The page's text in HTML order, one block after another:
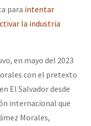
para intentar
la industria
en mayo del 2023
con el pretexto
El Salvador desde
internacional que
Morales,